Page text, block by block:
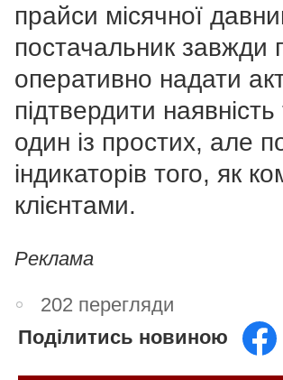
прайси місячної
постачальник завжди
оперативно надати
підтвердити
один із простих, але
індикаторів того, як
клієнтами.
Реклама
202 перегляди
Поділитись новиною